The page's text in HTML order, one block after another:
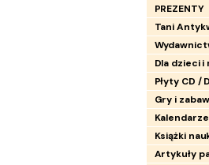
PREZENTY
Tani
Dla dzieci i
Płyty CD /
Gry i
Kalendarze
Książki
Artykuły